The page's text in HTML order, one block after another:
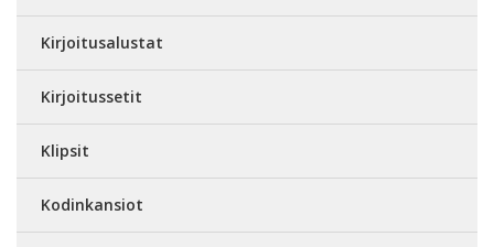
Kirjoitusalustat
Kirjoitussetit
Klipsit
Kodinkansiot